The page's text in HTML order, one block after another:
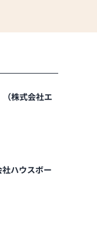
株式会社エ
ハウスボー